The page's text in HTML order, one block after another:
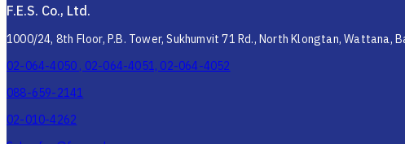
F.E.S. Co., Ltd.
1000/24, 8th Floor, P.B. Tower, Sukhumvit 71 Rd., North Klongtan, Wattana,
02-064-4050 , 02-064-4051, 02-064-4052
088-659-2141
02-010-4262